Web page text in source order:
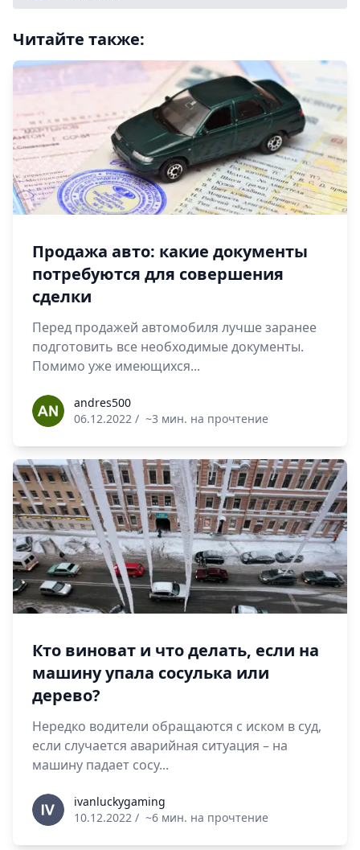
Читайте также:
Продажа авто: какие документы
потребуются для совершения
сделки
Перед продажей автомобиля лучше заранее
подготовить все необходимые документы.
Помимо уже имеющихся...
andres500andres500
06.12.2022 / ~3 мин. на прочтение
Кто виноват и что делать, если на
машину упала сосулька или
дерево?
Нередко водители обращаются с иском в суд,
если случается аварийная ситуация – на
машину падает сосу...
ivanluckygaming
ivanluckygaming
10.12.2022 / ~6 мин. на прочтение